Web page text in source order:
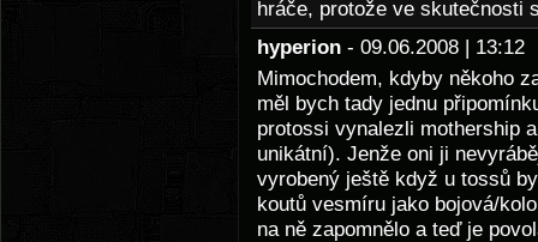
hráče, protože ve skutečnosti
hyperion - 09.06.2008 |
Mimochodem, kdyby někoho
měl bych tady jednu
protossi vynalezli mothership
unikátní). Jenže oni ji
vyrobený ještě když u tossů
koutů vesmíru jako bojová/
na ně zapomnělo a teď je